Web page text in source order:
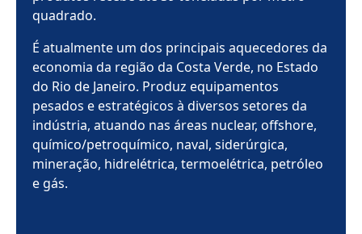
quadrado.
É atualmente um dos principais aquecedores da
economia da região da Costa Verde, no Estado
do Rio de Janeiro. Produz equipamentos
pesados e estratégicos à diversos setores da
indústria, atuando nas áreas nuclear, offshore,
químico/petroquímico, naval, siderúrgica,
mineração, hidrelétrica, termoelétrica, petróleo
e gás.